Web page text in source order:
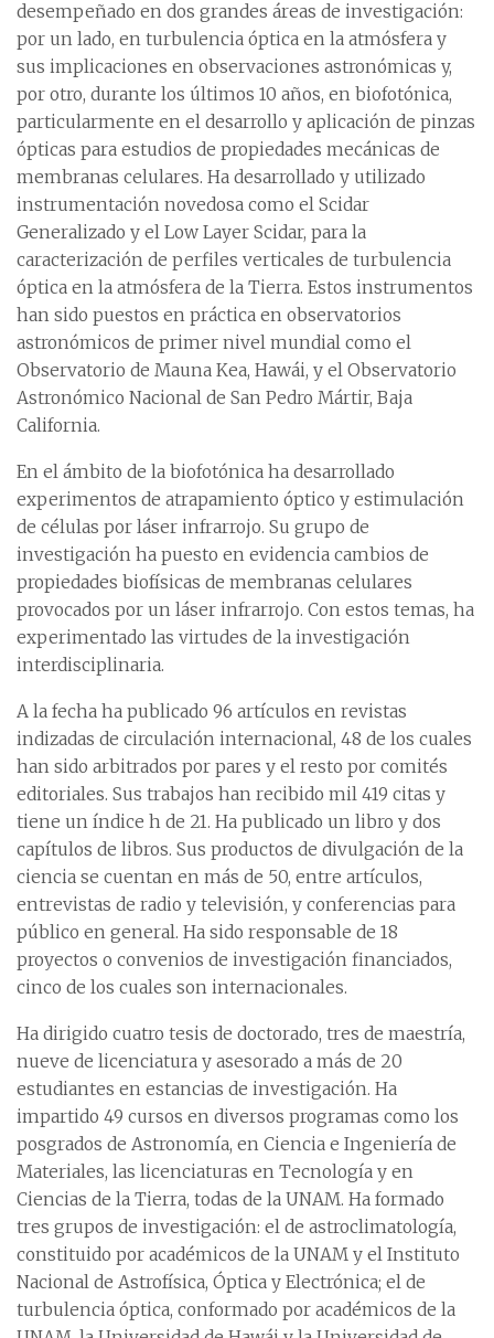
desempeñado en dos grandes áreas de investigación:
por un lado, en turbulencia óptica en la atmósfera y
sus implicaciones en observaciones astronómicas y,
por otro, durante los últimos 10 años, en biofotónica,
particularmente en el desarrollo y aplicación de pinzas
ópticas para estudios de propiedades mecánicas de
membranas celulares. Ha desarrollado y utilizado
instrumentación novedosa como el Scidar
Generalizado y el Low Layer Scidar, para la
caracterización de perfiles verticales de turbulencia
óptica en la atmósfera de la Tierra. Estos instrumentos
han sido puestos en práctica en observatorios
astronómicos de primer nivel mundial como el
Observatorio de Mauna Kea, Hawái, y el Observatorio
Astronómico Nacional de San Pedro Mártir, Baja
California.
En el ámbito de la biofotónica ha desarrollado
experimentos de atrapamiento óptico y estimulación
de células por láser infrarrojo. Su grupo de
investigación ha puesto en evidencia cambios de
propiedades biofísicas de membranas celulares
provocados por un láser infrarrojo. Con estos temas, ha
experimentado las virtudes de la investigación
interdisciplinaria.
A la fecha ha publicado 96 artículos en revistas
indizadas de circulación internacional, 48 de los cuales
han sido arbitrados por pares y el resto por comités
editoriales. Sus trabajos han recibido mil 419 citas y
tiene un índice h de 21. Ha publicado un libro y dos
capítulos de libros. Sus productos de divulgación de la
ciencia se cuentan en más de 50, entre artículos,
entrevistas de radio y televisión, y conferencias para
público en general. Ha sido responsable de 18
proyectos o convenios de investigación financiados,
cinco de los cuales son internacionales.
Ha dirigido cuatro tesis de doctorado, tres de maestría,
nueve de licenciatura y asesorado a más de 20
estudiantes en estancias de investigación. Ha
impartido 49 cursos en diversos programas como los
posgrados de Astronomía, en Ciencia e Ingeniería de
Materiales, las licenciaturas en Tecnología y en
Ciencias de la Tierra, todas de la UNAM. Ha formado
tres grupos de investigación: el de astroclimatología,
constituido por académicos de la UNAM y el Instituto
Nacional de Astrofísica, Óptica y Electrónica; el de
turbulencia óptica, conformado por académicos de la